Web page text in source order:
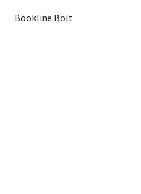
Bookline Bolt